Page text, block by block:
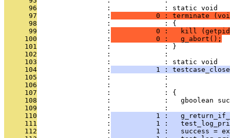
      96
                 :             : static void
      97
                 :
0 : terminate
      98
                 :             : {
      99
                 :
0 :   kill
     100
                 :
           0 :   g_abort();
     101
                 :             : }
     102
                 :             :
     103
                 :             : static void
     104
                 :
1 :
     105
:             :
     106
:             :
     107
                 :             : {
     108
:             :   gboolean
     109
                 :             :
     110
                 :
1 :
     111
                 :
1 :
     112
                 :
1 :   success =